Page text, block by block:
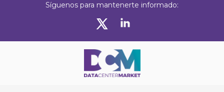
Síguenos para mantenerte informado: